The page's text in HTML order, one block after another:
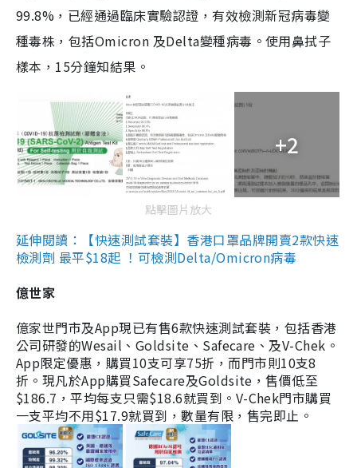
99.8%，已經通過臨床實驗認證，有效檢測新冠病毒變
種毒株，包括Omicron 及Delta變種病毒。使用鼻拭子
樣本，15分鐘知結果。
+2
點擊圖片放大
延伸閱讀：【快速測試套裝】香港口罩品牌開賣2款快速
檢測劑 最平$18起 ！可檢測Delta/Omicron病毒
億世家
億家世門市及App現已有售6款快速測試套裝，包括香港
公司研發的Wesail、Goldsite、Safecare、及V-Chek。
App限定優惠，購買10支可享75折，而門市則10支8
折。現凡於App購買Safecare及Goldsite，售價低至
$186.7，平均每支只需$18.6就買到。V-Chek門市購買
一支平均不用$17.9就買到，數量有限，售完即止。